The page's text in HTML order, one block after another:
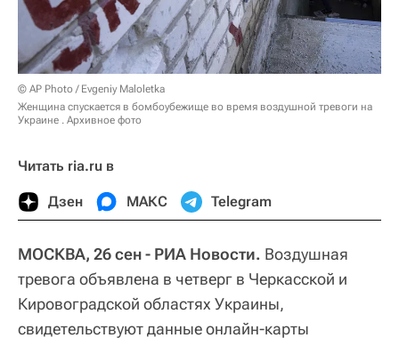
© AP Photo / Evgeniy Maloletka
Женщина спускается в бомбоубежище во время воздушной тревоги на
Украине . Архивное фото
Читать ria.ru в
Дзен МАКС Telegram
МОСКВА, 26 сен - РИА Новости. Воздушная
тревога объявлена в четверг в Черкасской и
Кировоградской областях Украины,
свидетельствуют данные онлайн-карты